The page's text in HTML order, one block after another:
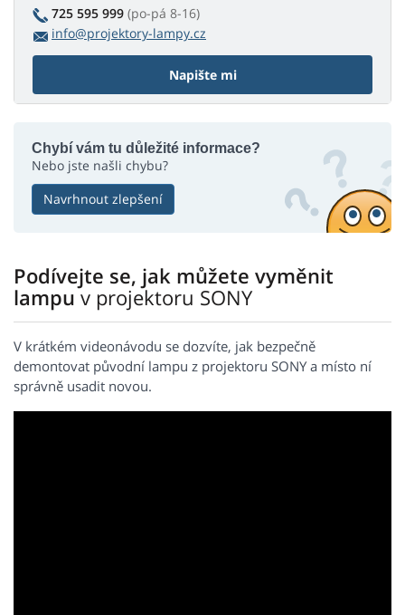
725 595 999 (po-pá 8-16)
info@projektory-lampy.cz
Napište mi
Chybí vám tu důležité informace?
Nebo jste našli chybu?
Navrhnout zlepšení
Podívejte se, jak můžete vyměnit
lampuv projektoru SONY
V krátkém videonávodu se dozvíte, jak bezpečně
demontovat původní lampu z projektoru SONY a místo ní
správně usadit novou.